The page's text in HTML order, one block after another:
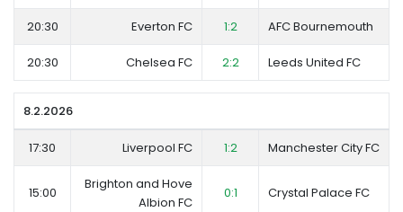
20:30 Everton FC 1:2 AFC Bournemouth
20:30 Chelsea FC 2:2 Leeds United FC
8.2.2026
17:30 Liverpool FC 1:2 Manchester City FC
15:00
Brighton and Hove
Albion FC
0:1 Crystal Palace FC